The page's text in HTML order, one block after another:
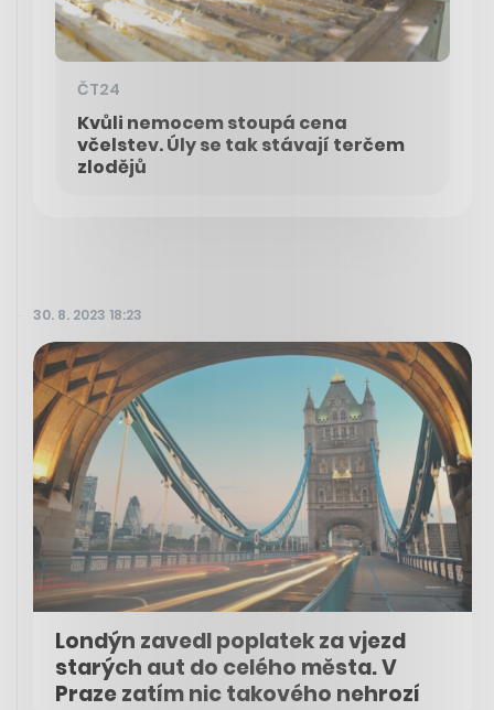
ČT24
Kvůli nemocem stoupá cena
včelstev. Úly se tak stávají terčem
zlodějů
30. 8. 2023 18:23
Londýn zavedl poplatek za vjezd
starých aut do celého města. V
Praze zatím nic takového nehrozí